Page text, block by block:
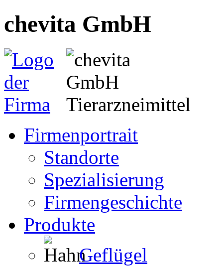
chevita GmbH
Firmenportrait
Standorte
Spezialisierung
Firmengeschichte
Produkte
Geflügel